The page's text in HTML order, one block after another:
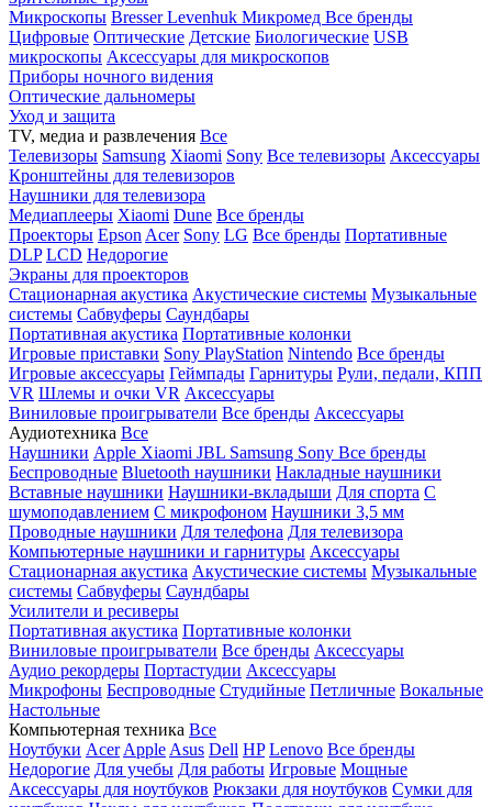
Микроскопы BresserLevenhuk Микромед Все бренды
Цифровые Оптические Детские Биологические USB
микроскопы Аксессуары для микроскопов
Приборы ночного видения
Оптические дальномеры
Уход и защита
TV, медиа и развлечения Все
Телевизоры Samsung Xiaomi Sony Все телевизоры Аксессуары
Кронштейны для телевизоров
Наушники для телевизора
Медиаплееры Xiaomi Dune Все бренды
Проекторы Epson Acer Sony LG Все бренды Портативные
DLP LCD Недорогие
Экраны для проекторов
Стационарная акустика Акустические системы Музыкальные
системы Сабвуферы Саундбары
Портативная акустика Портативные колонки
Игровые приставки Sony PlayStation Nintendo Все бренды
Игровые аксессуары Геймпады Гарнитуры Рули, педали, КПП
VR Шлемы и очки VR Аксессуары
Виниловые проигрыватели Все бренды Аксессуары
Аудиотехника Все
Наушники Apple Xiaomi JBL Samsung Sony Все бренды
Беспроводные Bluetooth наушники Накладные наушники
Вставные наушники Наушники-вкладыши Для спорта С
шумоподавлением С микрофоном Наушники 3,5 мм
Проводные наушники Для телефона Для телевизора
Компьютерные наушники и гарнитуры Аксессуары
Стационарная акустика Акустические системы Музыкальные
системы Сабвуферы Саундбары
Усилители и ресиверы
Портативная акустика Портативные колонки
Виниловые проигрыватели Все бренды Аксессуары
Аудио рекордеры Портастудии Аксессуары
Микрофоны Беспроводные Студийные Петличные Вокальные
Настольные
Компьютерная техника Все
Ноутбуки Acer Apple Asus Dell HP Lenovo Все бренды
Недорогие Для учебы Для работы Игровые Мощные
Аксессуары для ноутбуков Рюкзаки для ноутбуков Сумки для